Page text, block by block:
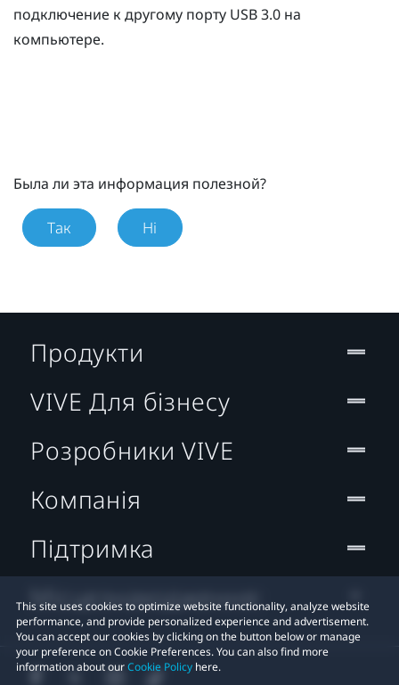
подключение к другому порту USB 3.0 на
компьютере.
Была ли эта информация полезной?
Так Ні
This site uses cookies to optimize website functionality, analyze website
performance, and provide personalized experience and advertisement.
You can accept our cookies by clicking on the button below or manage
your preference on Cookie Preferences. You can also find more
information about ourCookie Policy here.
Продукти
VIVE Для бізнесу
Розробники VIVE
Компанія
Підтримка
Місцезнаходження: